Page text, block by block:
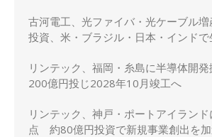
古河電工、光ファイバ・光ケーブル
投資、米・ブラジル・日本・インド
リンテック、福岡・糸島に半導体開
200億円投じ2028年10月竣工へ
リンテック、神戸・ポートアイラン
点 約80億円投資で新規事業創出を